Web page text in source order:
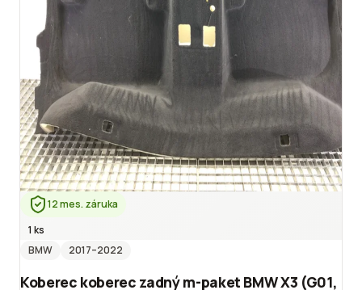
12 mes. záruka
1 ks
BMW
2017–2022
Koberec koberec zadný m-paket BMW X3 (G01,